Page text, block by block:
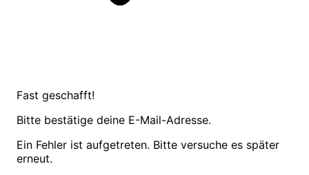
Fast geschafft!
Bitte bestätige deine E-Mail-Adresse.
Ein Fehler ist aufgetreten. Bitte versuche es später
erneut.